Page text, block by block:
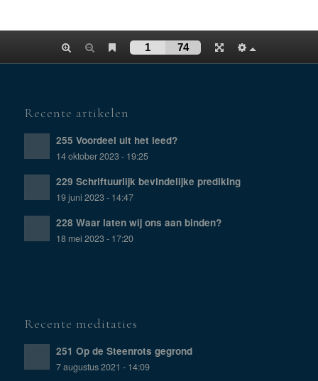
Recente artikelen
255 Voordeel uit het leed?
14 oktober 2023 - 19:25
229 Schriftuurlijk bevindelijke prediking
19 juni 2023 - 14:47
228 Waar laten wij ons aan binden?
18 mei 2023 - 17:20
Recente meditaties
251 Op de Steenrots gegrond
7 augustus 2021 - 14:09